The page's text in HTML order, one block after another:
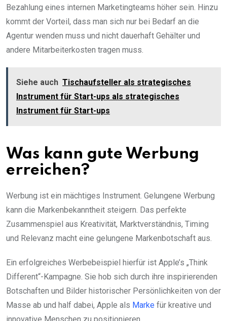
Bezahlung eines internen Marketingteams höher sein. Hinzu
kommt der Vorteil, dass man sich nur bei Bedarf an die
Agentur wenden muss und nicht dauerhaft Gehälter und
andere Mitarbeiterkosten tragen muss.
Siehe auch Tischaufsteller als strategisches
Instrument für Start-ups als strategisches
Instrument für Start-ups
Was kann gute Werbung
erreichen?
Werbung ist ein mächtiges Instrument. Gelungene Werbung
kann die Markenbekanntheit steigern. Das perfekte
Zusammenspiel aus Kreativität, Marktverständnis, Timing
und Relevanz macht eine gelungene Markenbotschaft aus.
Ein erfolgreiches Werbebeispiel hierfür ist Apple’s „Think
Different“-Kampagne. Sie hob sich durch ihre inspirierenden
Botschaften und Bilder historischer Persönlichkeiten von der
Masse ab und half dabei, Apple als Marke für kreative und